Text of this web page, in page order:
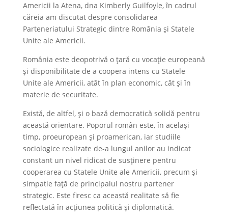
Americii la Atena, dna Kimberly Guilfoyle, în cadrul
căreia am discutat despre consolidarea
Parteneriatului Strategic dintre România și Statele
Unite ale Americii.
România este deopotrivă o țară cu vocație europeană
și disponibilitate de a coopera intens cu Statele
Unite ale Americii, atât în plan economic, cât și în
materie de securitate.
Există, de altfel, și o bază democratică solidă pentru
această orientare. Poporul român este, în același
timp, proeuropean și proamerican, iar studiile
sociologice realizate de-a lungul anilor au indicat
constant un nivel ridicat de susținere pentru
cooperarea cu Statele Unite ale Americii, precum și
simpatie față de principalul nostru partener
strategic. Este firesc ca această realitate să fie
reflectată în acțiunea politică și diplomatică.